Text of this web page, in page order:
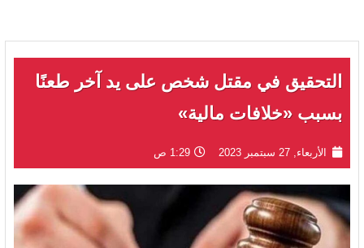
التحقيق في مقتل شخص على يد آخر طعنًا
بسبب «خلافات مالية»
الأربعاء, 27 سبتمبر 2023 1:29 ص